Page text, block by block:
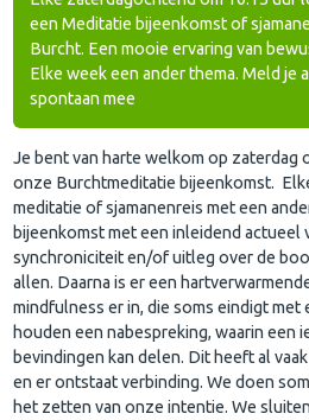
een Meditatie bijeenkomst of
Burcht. Een mooie ervaring van
Elke week een ander thema. Meld je
spontaan mee
Je bent van harte welkom op zaterdag
onze Burchtmeditatie bijeenkomst.
meditatie of sjamanenreis met een
bijeenkomst met een inleidend actueel
synchroniciteit en/of uitleg over de
allen. Daarna is er een
mindfulness er in, die soms eindigt met
houden een nabespreking, waarin een
bevindingen kan delen. Dit heeft al
en er ontstaat verbinding. We doen
het zetten van onze intentie. We